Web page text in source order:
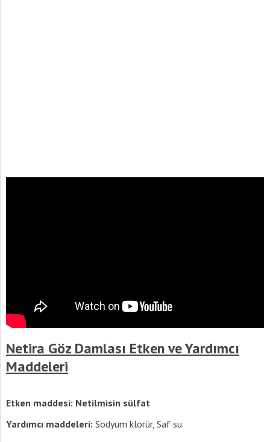
Netira Göz Damlası Etken ve Yardımcı
Maddeleri
Etken maddesi: Netilmisin sülfat
Yardımcı maddeleri: Sodyum klorür, Saf su.